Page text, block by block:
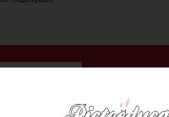
este proyecto ha sido posible